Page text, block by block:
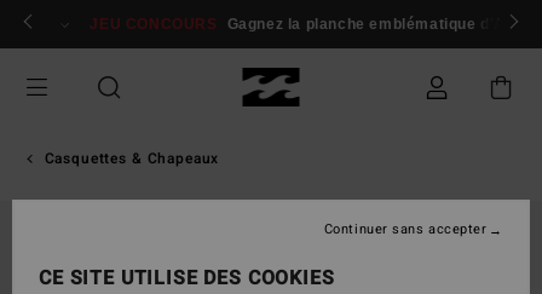
Passer
Se connecter / s'inscrire
JEU CONCOURS Gagnez la planche emblématique d'Andy
Casquettes & Chapeaux
CE SITE UTILISE DES COOKIES
Continuer sans accepter